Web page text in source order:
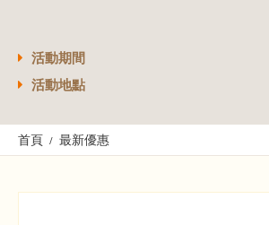
活動期間
活動地點
首頁 最新優惠